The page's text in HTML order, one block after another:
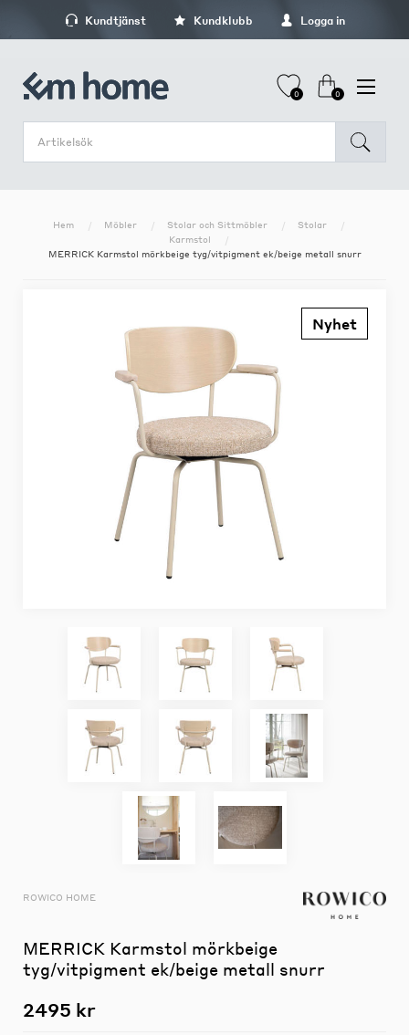
Kundtjänst Kundklubb Logga in
0 0
Hem Möbler Stolar och Sittmöbler
Stolar
Karmstol
MERRICK Karmstol mörkbeige tyg/vitpigment ek/beige metall snurr
Nyhet
ROWICO HOME
MERRICK Karmstol mörkbeige
tyg/vitpigment ek/beige metall snurr
2495 kr